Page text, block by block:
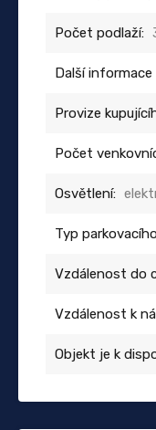
Počet podlaží:
Další
Provize
Počet
Osvětlení:
Typ
Vzdálenost do
Vzdálenost k
Objekt je k